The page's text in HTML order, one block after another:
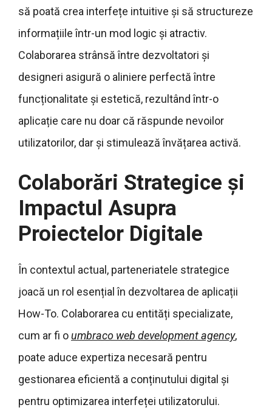
să poată crea interfețe intuitive și să structureze
informațiile într-un mod logic și atractiv.
Colaborarea strânsă între dezvoltatori și
designeri asigură o aliniere perfectă între
funcționalitate și estetică, rezultând într-o
aplicație care nu doar că răspunde nevoilor
utilizatorilor, dar și stimulează învățarea activă.
Colaborări Strategice și
Impactul Asupra
Proiectelor Digitale
În contextul actual, parteneriatele strategice
joacă un rol esențial în dezvoltarea de aplicații
How-To. Colaborarea cu entități specializate,
cum ar fi oumbraco web development agency,
poate aduce expertiza necesară pentru
gestionarea eficientă a conținutului digital și
pentru optimizarea interfeței utilizatorului.